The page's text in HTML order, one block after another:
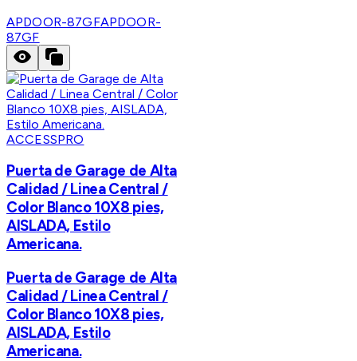
APDOOR-87GFAPDOOR-
87GF
ACCESSPRO
Puerta de Garage de Alta
Calidad / Linea Central /
Color Blanco 10X8 pies,
AISLADA, Estilo
Americana.
Puerta de Garage de Alta
Calidad / Linea Central /
Color Blanco 10X8 pies,
AISLADA, Estilo
Americana.